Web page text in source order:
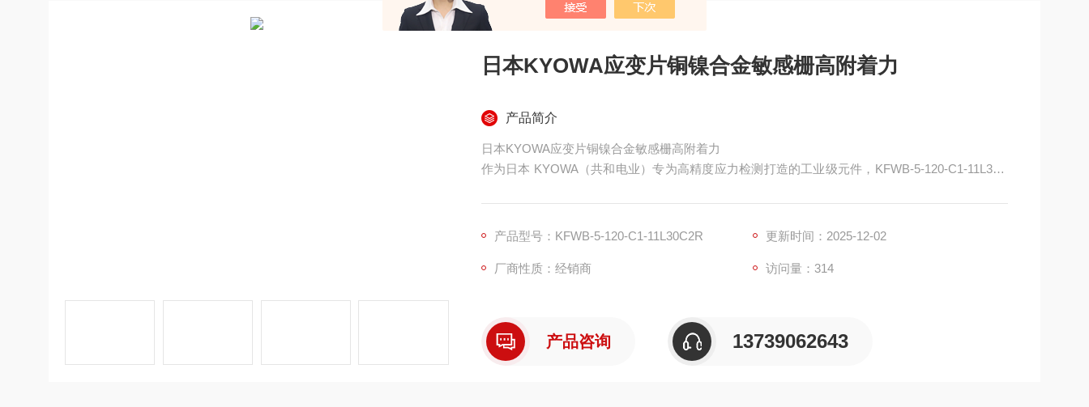
日本KYOWA应变片铜镍合金敏感栅高附着力
产品简介
日本KYOWA应变片铜镍合金敏感栅高附着力
作为日本 KYOWA（共和电业）专为高精度应力检测打造的工业级元件，KFWB-5-120-C1-11L30C
核心性能源于铜镍合金敏感栅的专业配置。该敏感栅采用高纯度铜镍合金材质，具备 2.1±1% 的精
产品型号：KFWB-5-120-C1-11L30C2R 更新时间：2025-12-02
厂商性质：经销商 访问量：314
产品咨询 13739062643